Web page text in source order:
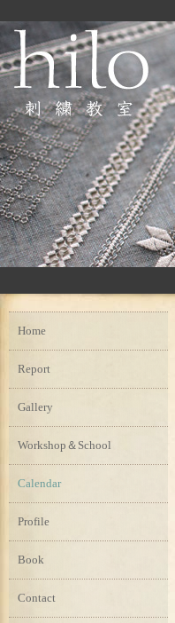
Home
Report
Gallery
Workshop＆School
Calendar
Profile
Book
Contact